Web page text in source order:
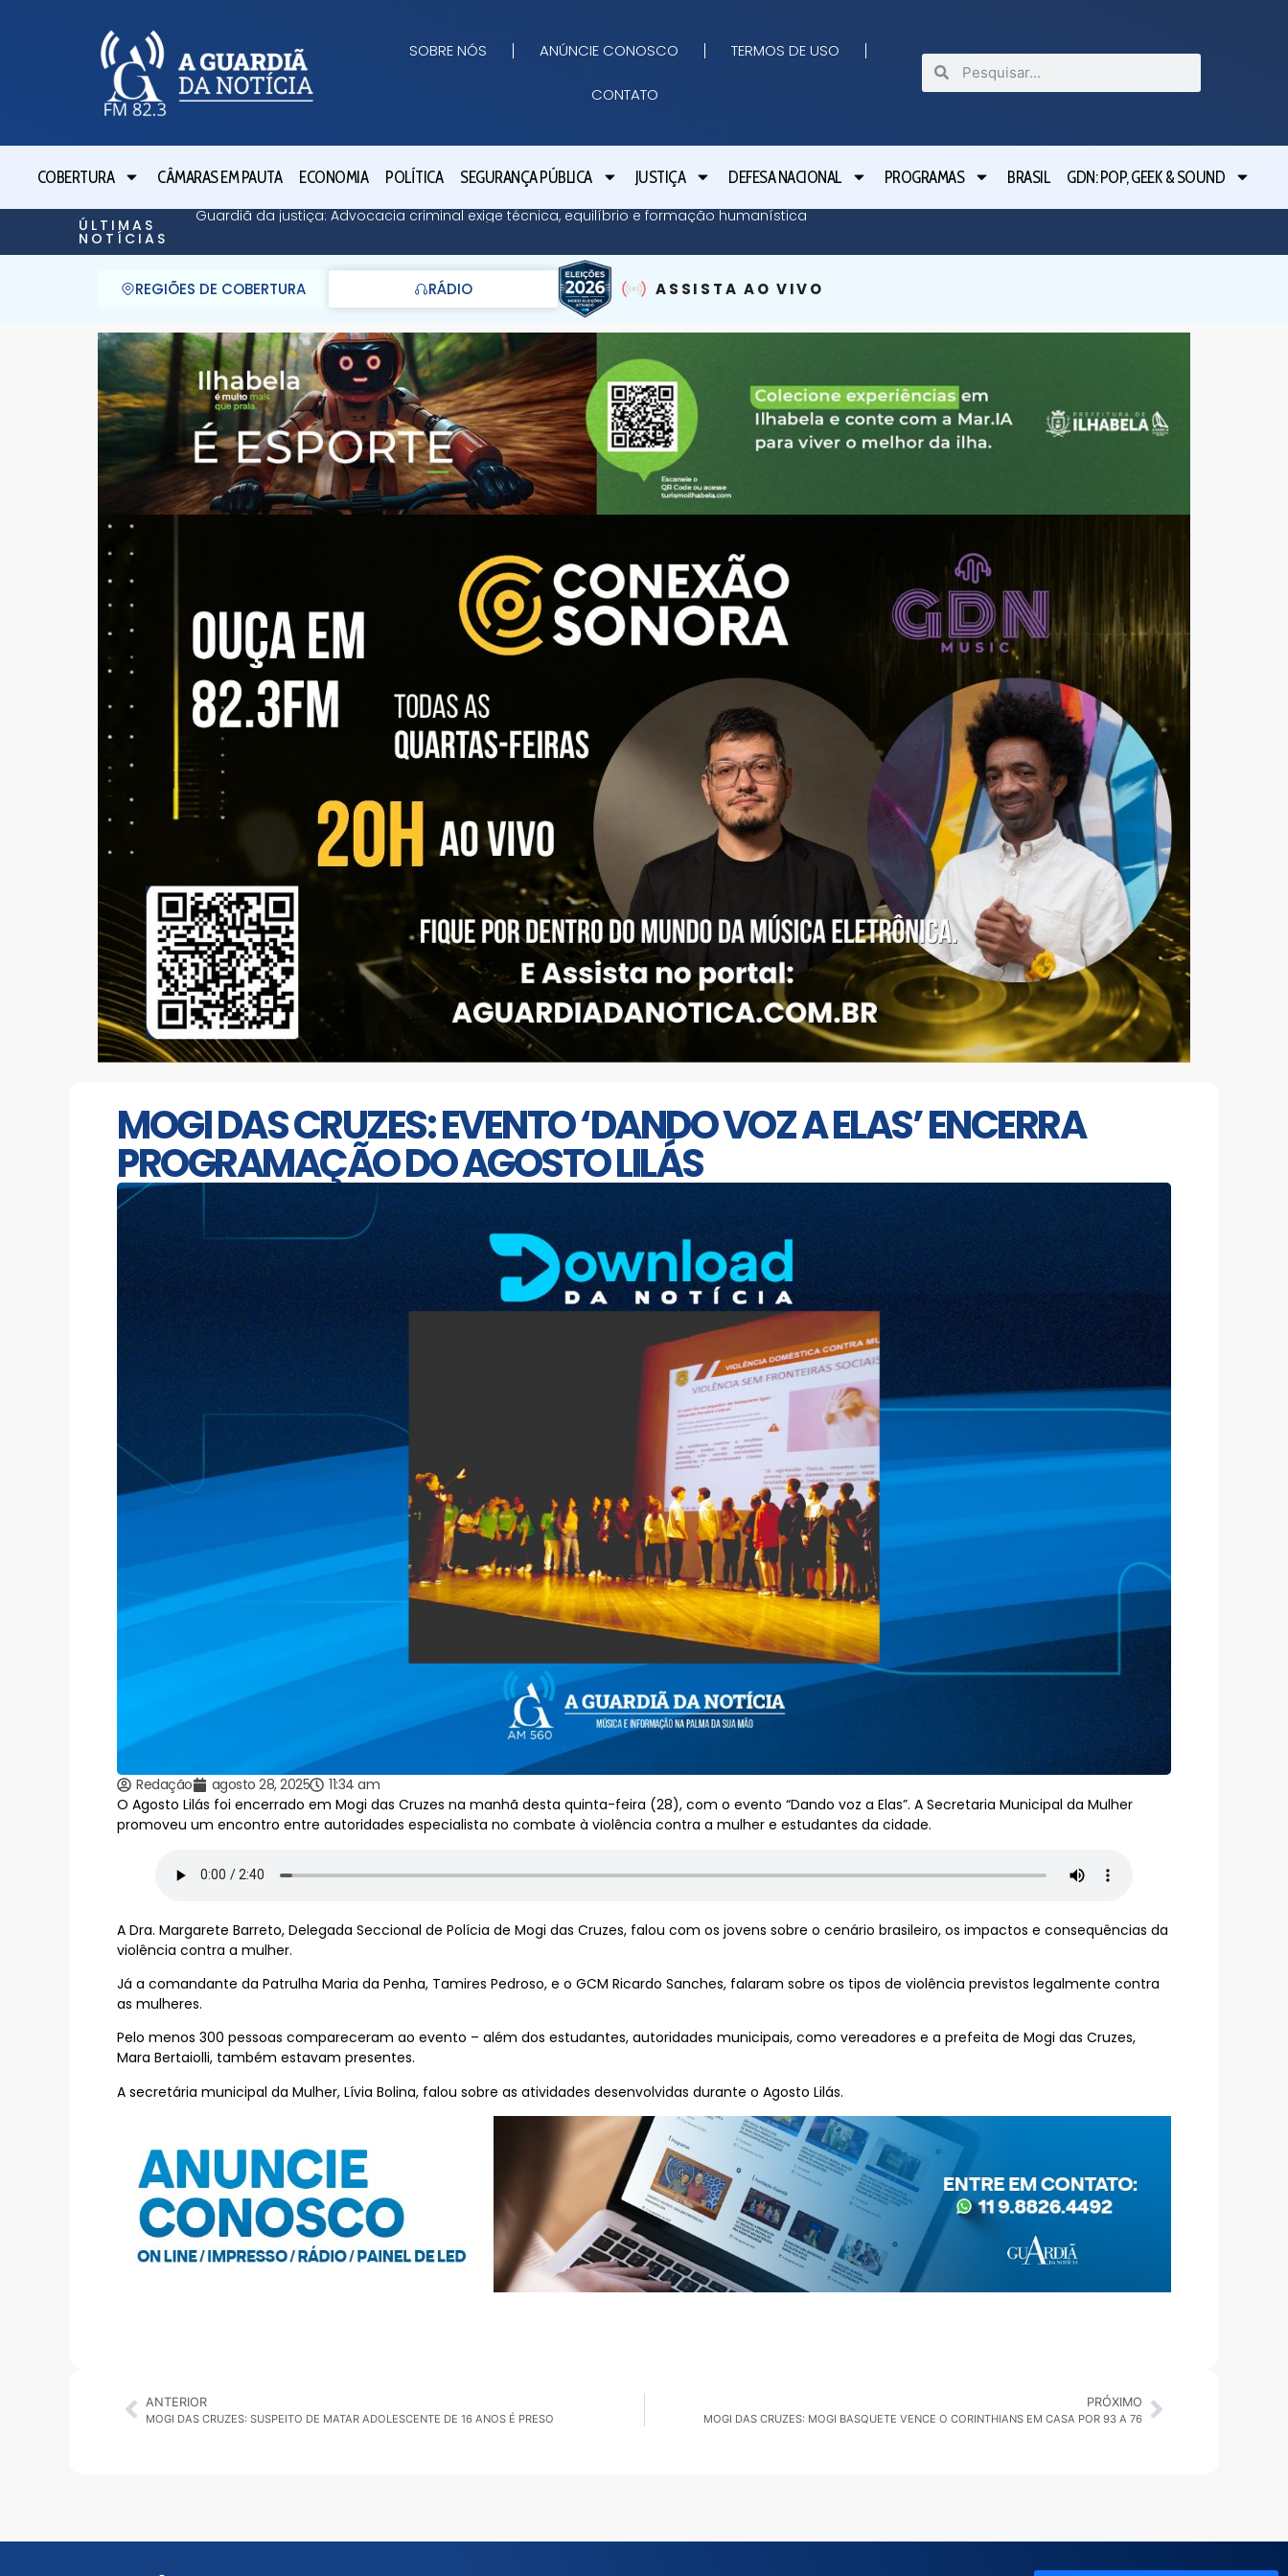
SOBRE NÓS ANÚNCIE CONOSCO TERMOS DE USO
CONTATO
COBERTURA CÂMARAS EM PAUTA ECONOMIA POLÍTICA SEGURANÇA PÚBLICA JUSTIÇA DEFESA NACIONAL PROGRAMAS BRASIL GDN: POP, GEEK & SOUND
ÚLTIMAS
NOTÍCIAS
Guardiã da justiça: Advocacia criminal exige técnica, equilíbrio e formação humanística
REGIÕES DE COBERTURA RÁDIO ASSISTA AO VIVO
MOGI DAS CRUZES: EVENTO ‘DANDO VOZ A ELAS’ ENCERRA
PROGRAMAÇÃO DO AGOSTO LILÁS
Redação agosto 28, 2025
11:34 am
O Agosto Lilás foi encerrado em Mogi das Cruzes na manhã desta quinta-feira (28), com o evento “Dando voz a Elas”. A Secretaria Municipal da Mulher
promoveu um encontro entre autoridades especialista no combate à violência contra a mulher e estudantes da cidade.
A Dra. Margarete Barreto, Delegada Seccional de Polícia de Mogi das Cruzes, falou com os jovens sobre o cenário brasileiro, os impactos e consequências da
violência contra a mulher.
Já a comandante da Patrulha Maria da Penha, Tamires Pedroso, e o GCM Ricardo Sanches, falaram sobre os tipos de violência previstos legalmente contra
as mulheres.
Pelo menos 300 pessoas compareceram ao evento – além dos estudantes, autoridades municipais, como vereadores e a prefeita de Mogi das Cruzes,
Mara Bertaiolli, também estavam presentes.
A secretária municipal da Mulher, Lívia Bolina, falou sobre as atividades desenvolvidas durante o Agosto Lilás.
ANTERIOR
MOGI DAS CRUZES: SUSPEITO DE MATAR ADOLESCENTE DE 16 ANOS É PRESO
PRÓXIMO
MOGI DAS CRUZES: MOGI BASQUETE VENCE O CORINTHIANS EM CASA POR 93 A 76